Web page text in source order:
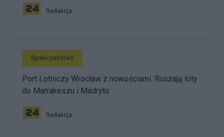
Redakcja
Społeczeństwo
Port Lotniczy Wrocław z nowościami. Ruszają loty
do Marrakeszu i Madrytu
Redakcja